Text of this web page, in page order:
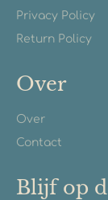
Privacy Policy
Return Policy
Over
Over
Contact
Blijf op